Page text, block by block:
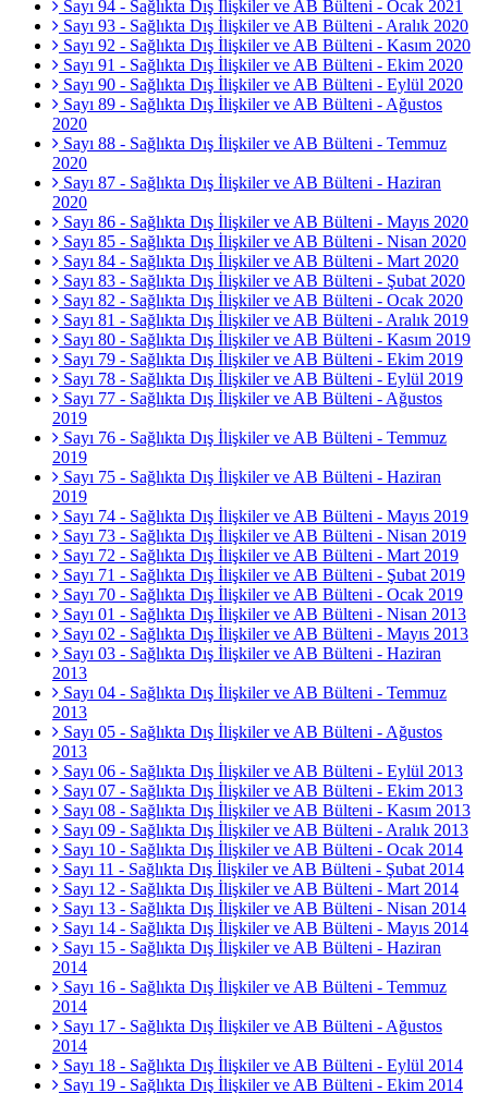
Sayı 94 - Sağlıkta Dış İlişkiler ve AB Bülteni - Ocak 2021
Sayı 93 - Sağlıkta Dış İlişkiler ve AB Bülteni - Aralık 2020
Sayı 92 - Sağlıkta Dış İlişkiler ve AB Bülteni - Kasım 2020
Sayı 91 - Sağlıkta Dış İlişkiler ve AB Bülteni - Ekim 2020
Sayı 90 - Sağlıkta Dış İlişkiler ve AB Bülteni - Eylül 2020
Sayı 89 - Sağlıkta Dış İlişkiler ve AB Bülteni - Ağustos
2020
Sayı 88 - Sağlıkta Dış İlişkiler ve AB Bülteni - Temmuz
2020
Sayı 87 - Sağlıkta Dış İlişkiler ve AB Bülteni - Haziran
2020
Sayı 86 - Sağlıkta Dış İlişkiler ve AB Bülteni - Mayıs 2020
Sayı 85 - Sağlıkta Dış İlişkiler ve AB Bülteni - Nisan 2020
Sayı 84 - Sağlıkta Dış İlişkiler ve AB Bülteni - Mart 2020
Sayı 83 - Sağlıkta Dış İlişkiler ve AB Bülteni - Şubat 2020
Sayı 82 - Sağlıkta Dış İlişkiler ve AB Bülteni - Ocak 2020
Sayı 81 - Sağlıkta Dış İlişkiler ve AB Bülteni - Aralık 2019
Sayı 80 - Sağlıkta Dış İlişkiler ve AB Bülteni - Kasım 2019
Sayı 79 - Sağlıkta Dış İlişkiler ve AB Bülteni - Ekim 2019
Sayı 78 - Sağlıkta Dış İlişkiler ve AB Bülteni - Eylül 2019
Sayı 77 - Sağlıkta Dış İlişkiler ve AB Bülteni - Ağustos
2019
Sayı 76 - Sağlıkta Dış İlişkiler ve AB Bülteni - Temmuz
2019
Sayı 75 - Sağlıkta Dış İlişkiler ve AB Bülteni - Haziran
2019
Sayı 74 - Sağlıkta Dış İlişkiler ve AB Bülteni - Mayıs 2019
Sayı 73 - Sağlıkta Dış İlişkiler ve AB Bülteni - Nisan 2019
Sayı 72 - Sağlıkta Dış İlişkiler ve AB Bülteni - Mart 2019
Sayı 71 - Sağlıkta Dış İlişkiler ve AB Bülteni - Şubat 2019
Sayı 70 - Sağlıkta Dış İlişkiler ve AB Bülteni - Ocak 2019
Sayı 01 - Sağlıkta Dış İlişkiler ve AB Bülteni - Nisan 2013
Sayı 02 - Sağlıkta Dış İlişkiler ve AB Bülteni - Mayıs 2013
Sayı 03 - Sağlıkta Dış İlişkiler ve AB Bülteni - Haziran
2013
Sayı 04 - Sağlıkta Dış İlişkiler ve AB Bülteni - Temmuz
2013
Sayı 05 - Sağlıkta Dış İlişkiler ve AB Bülteni - Ağustos
2013
Sayı 06 - Sağlıkta Dış İlişkiler ve AB Bülteni - Eylül 2013
Sayı 07 - Sağlıkta Dış İlişkiler ve AB Bülteni - Ekim 2013
Sayı 08 - Sağlıkta Dış İlişkiler ve AB Bülteni - Kasım 2013
Sayı 09 - Sağlıkta Dış İlişkiler ve AB Bülteni - Aralık 2013
Sayı 10 - Sağlıkta Dış İlişkiler ve AB Bülteni - Ocak 2014
Sayı 11 - Sağlıkta Dış İlişkiler ve AB Bülteni - Şubat 2014
Sayı 12 - Sağlıkta Dış İlişkiler ve AB Bülteni - Mart 2014
Sayı 13 - Sağlıkta Dış İlişkiler ve AB Bülteni - Nisan 2014
Sayı 14 - Sağlıkta Dış İlişkiler ve AB Bülteni - Mayıs 2014
Sayı 15 - Sağlıkta Dış İlişkiler ve AB Bülteni - Haziran
2014
Sayı 16 - Sağlıkta Dış İlişkiler ve AB Bülteni - Temmuz
2014
Sayı 17 - Sağlıkta Dış İlişkiler ve AB Bülteni - Ağustos
2014
Sayı 18 - Sağlıkta Dış İlişkiler ve AB Bülteni - Eylül 2014
Sayı 19 - Sağlıkta Dış İlişkiler ve AB Bülteni - Ekim 2014